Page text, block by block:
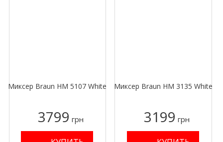
Миксер Braun HM 5107 White
3799 грн
Миксер Braun HM 3135 White
3199 грн